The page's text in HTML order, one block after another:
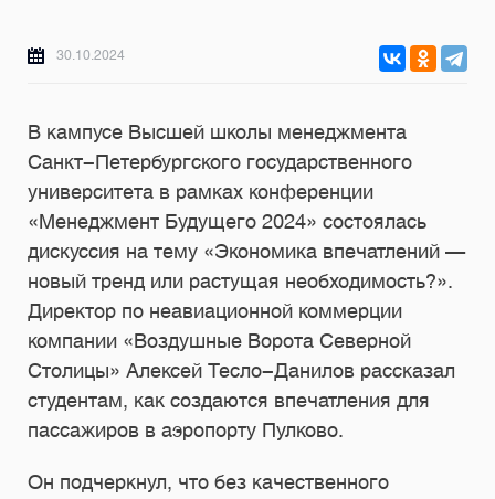
30.10.2024
В кампусе Высшей школы менеджмента
Санкт-Петербургского государственного
университета в рамках конференции
«Менеджмент Будущего 2024» состоялась
дискуссия на тему «Экономика впечатлений —
новый тренд или растущая необходимость?».
Директор по неавиационной коммерции
компании «Воздушные Ворота Северной
Столицы» Алексей Тесло-Данилов рассказал
студентам, как создаются впечатления для
пассажиров в аэропорту Пулково.
Он подчеркнул, что без качественного